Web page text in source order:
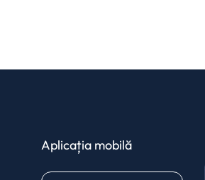
Aplicația mobilă